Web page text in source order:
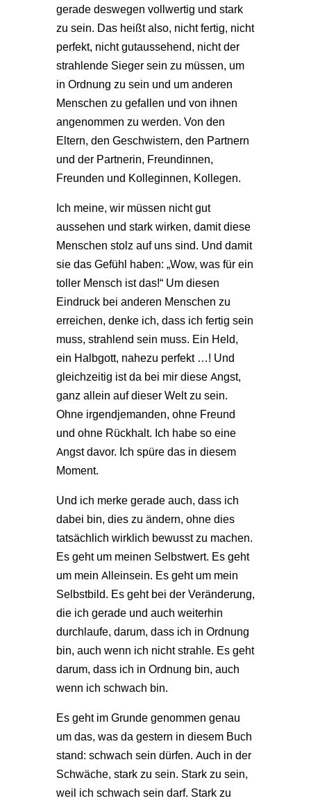
gerade deswegen vollwertig und stark
zu sein. Das heißt also, nicht fertig, nicht
perfekt, nicht gutaussehend, nicht der
strahlende Sieger sein zu müssen, um
in Ordnung zu sein und um anderen
Menschen zu gefallen und von ihnen
angenommen zu werden. Von den
Eltern, den Geschwistern, den Partnern
und der Partnerin, Freundinnen,
Freunden und Kolleginnen, Kollegen.
Ich meine, wir müssen nicht gut
aussehen und stark wirken, damit diese
Menschen stolz auf uns sind. Und damit
sie das Gefühl haben: „Wow, was für ein
toller Mensch ist das!“ Um diesen
Eindruck bei anderen Menschen zu
erreichen, denke ich, dass ich fertig sein
muss, strahlend sein muss. Ein Held,
ein Halbgott, nahezu perfekt …! Und
gleichzeitig ist da bei mir diese Angst,
ganz allein auf dieser Welt zu sein.
Ohne irgendjemanden, ohne Freund
und ohne Rückhalt. Ich habe so eine
Angst davor. Ich spüre das in diesem
Moment.
Und ich merke gerade auch, dass ich
dabei bin, dies zu ändern, ohne dies
tatsächlich wirklich bewusst zu machen.
Es geht um meinen Selbstwert. Es geht
um mein Alleinsein. Es geht um mein
Selbstbild. Es geht bei der Veränderung,
die ich gerade und auch weiterhin
durchlaufe, darum, dass ich in Ordnung
bin, auch wenn ich nicht strahle. Es geht
darum, dass ich in Ordnung bin, auch
wenn ich schwach bin.
Es geht im Grunde genommen genau
um das, was da gestern in diesem Buch
stand: schwach sein dürfen. Auch in der
Schwäche, stark zu sein. Stark zu sein,
weil ich schwach sein darf. Stark zu